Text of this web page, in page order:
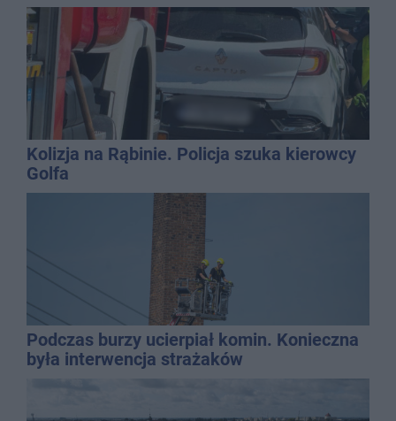
Kolizja na Rąbinie. Policja szuka kierowcy
Golfa
Podczas burzy ucierpiał komin. Konieczna
była interwencja strażaków